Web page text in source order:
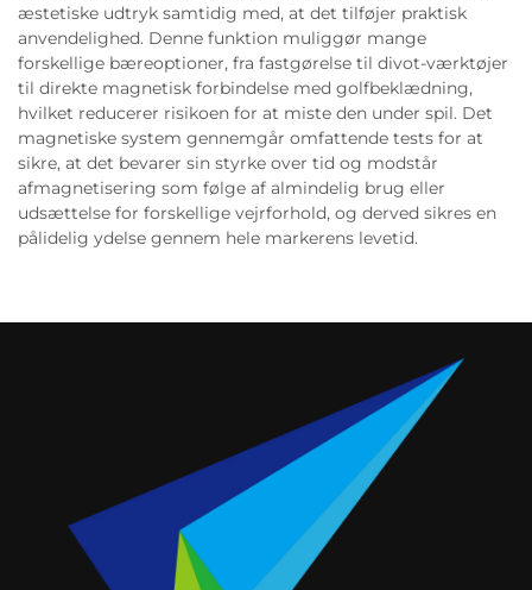
æstetiske udtryk samtidig med, at det tilføjer praktisk
anvendelighed. Denne funktion muliggør mange
forskellige bæreoptioner, fra fastgørelse til divot-værktøjer
til direkte magnetisk forbindelse med golfbeklædning,
hvilket reducerer risikoen for at miste den under spil. Det
magnetiske system gennemgår omfattende tests for at
sikre, at det bevarer sin styrke over tid og modstår
afmagnetisering som følge af almindelig brug eller
udsættelse for forskellige vejrforhold, og derved sikres en
pålidelig ydelse gennem hele markerens levetid.